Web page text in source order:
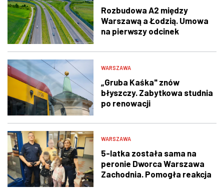
Rozbudowa A2 między
Warszawą a Łodzią. Umowa
na pierwszy odcinek
WARSZAWA
„Gruba Kaśka" znów
błyszczy. Zabytkowa studnia
po renowacji
WARSZAWA
5-latka została sama na
peronie Dworca Warszawa
Zachodnia. Pomogła reakcja